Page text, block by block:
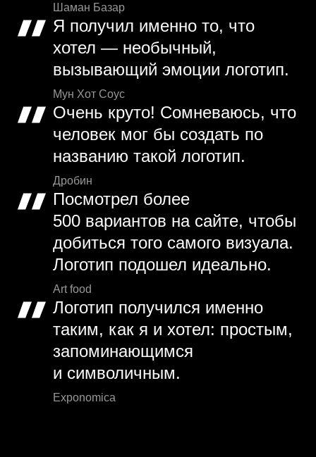
Шаман Базар
Я получил именно то, что
хотел — необычный,
вызывающий эмоции логотип.
Мун Хот Соус
Очень круто! Сомневаюсь, что
человек мог бы создать по
названию такой логотип.
Дробин
Посмотрел более
500 вариантов на сайте, чтобы
добиться того самого визуала.
Логотип подошел идеально.
Art food
Логотип получился именно
таким, как я и хотел: простым,
запоминающимся
и символичным.
Exponomica